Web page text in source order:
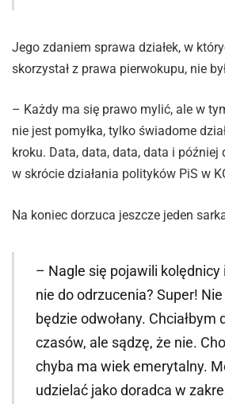
Jego zdaniem sprawa działek, w
skorzystał z prawa pierwokupu, nie
– Każdy ma się prawo mylić, ale w
nie jest pomyłka, tylko świadome
kroku. Data, data, data, data i później
w skrócie działania polityków PiS w
Na koniec dorzuca jeszcze jeden
– Nagle się pojawili kolędnicy
nie do odrzucenia? Super!
będzie odwołany. Chciałbym
czasów, ale sądzę, że nie.
chyba ma wiek emerytalny.
udzielać jako doradca w